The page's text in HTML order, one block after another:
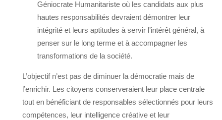
Géniocrate Humanitariste où les candidats aux plus
hautes responsabilités devraient démontrer leur
intégrité et leurs aptitudes à servir l’intérêt général, à
penser sur le long terme et à accompagner les
transformations de la société.
L’objectif n’est pas de diminuer la démocratie mais de
l’enrichir. Les citoyens conserveraient leur place centrale
tout en bénéficiant de responsables sélectionnés pour leurs
compétences, leur intelligence créative et leur